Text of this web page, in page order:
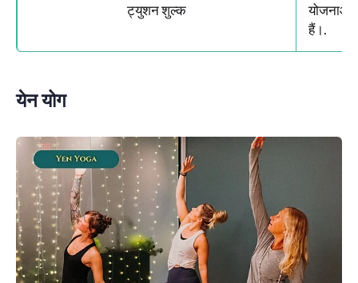
ट्युशन शुल्क
योजनाओं
हैं।.
येन योग